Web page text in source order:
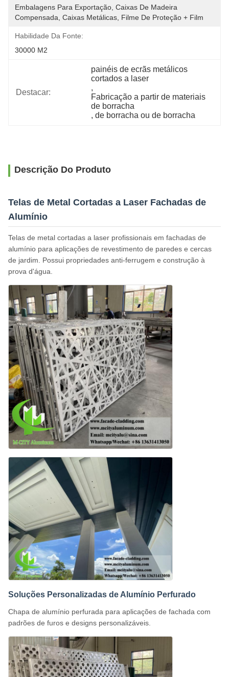
Embalagens Para Exportação, Caixas De Madeira
Compensada, Caixas Metálicas, Filme De Proteção + Film
Habilidade Da Fonte:
30000 M2
Destacar:
painéis de ecrãs metálicos
cortados a laser
,
Fabricação a partir de materiais
de borracha
, de borracha ou de borracha
Descrição Do Produto
Telas de Metal Cortadas a Laser Fachadas de
Alumínio
Telas de metal cortadas a laser profissionais em fachadas de
alumínio para aplicações de revestimento de paredes e cercas
de jardim. Possui propriedades anti-ferrugem e construção à
prova d'água.
Soluções Personalizadas de Alumínio Perfurado
Chapa de alumínio perfurada para aplicações de fachada com
padrões de furos e designs personalizáveis.